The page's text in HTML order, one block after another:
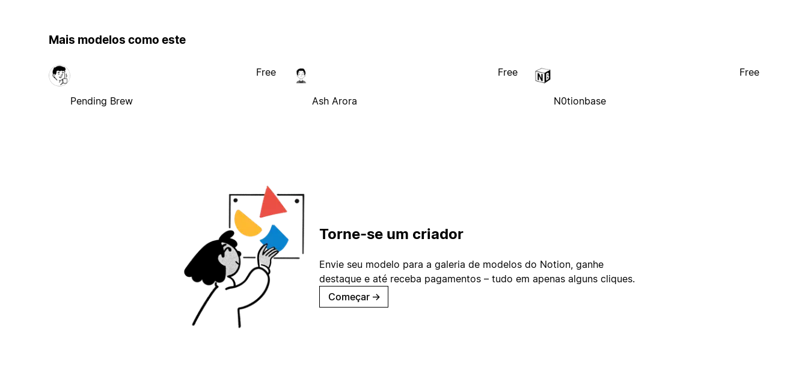
Mais modelos como este
Pending Brew
Free
Ash Arora
Free
N0tionbase
Free
Torne-se um criador
Envie seu modelo para a galeria de modelos do Notion, ganhe
destaque e até receba pagamentos – tudo em apenas alguns cliques.
Começar →